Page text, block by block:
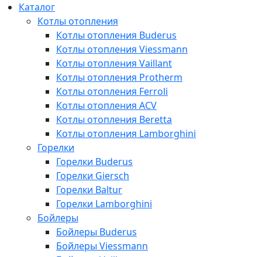
Каталог
Котлы отопления
Котлы отопления Buderus
Котлы отопления Viessmann
Котлы отопления Vaillant
Котлы отопления Protherm
Котлы отопления Ferroli
Котлы отопления ACV
Котлы отопления Beretta
Котлы отопления Lamborghini
Горелки
Горелки Buderus
Горелки Giersch
Горелки Baltur
Горелки Lamborghini
Бойлеры
Бойлеры Buderus
Бойлеры Viessmann